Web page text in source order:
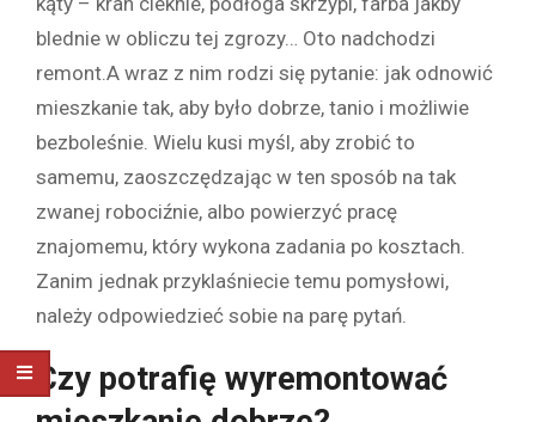
blednie w obliczu tej zgrozy… Oto nadchodzi
remont.A wraz z nim rodzi się pytanie: jak odnowić
mieszkanie tak, aby było dobrze, tanio i możliwie
bezboleśnie. Wielu kusi myśl, aby zrobić to
samemu, zaoszczędzając w ten sposób na tak
zwanej robociźnie, albo powierzyć pracę
znajomemu, który wykona zadania po kosztach.
Zanim jednak przyklaśniecie temu pomysłowi,
należy odpowiedzieć sobie na parę pytań.
Czy potrafię wyremontować